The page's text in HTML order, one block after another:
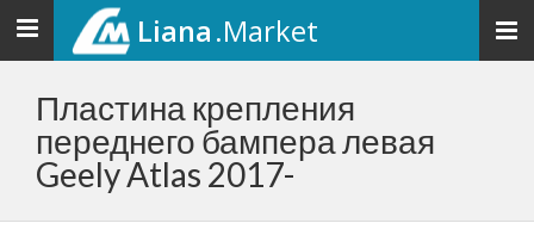
Toggle
navigation
Liana.Market
Пластина крепления
переднего бампера левая
Geely Atlas 2017-